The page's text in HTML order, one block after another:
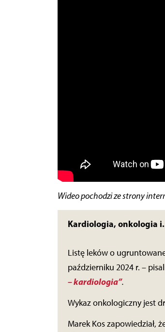
Wideo pochodzi ze strony
Kardiologia, onkologia
Listę leków o
październiku 2024 r. –
– kardiologia”.
Wykaz onkologiczny jest
Marek Kos zapowiedział,